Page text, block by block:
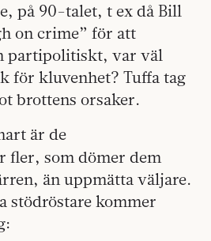
på 90-talet, t ex då Bill
on crime” för att
partipolitiskt, var väl
för kluvenhet? Tuffa tag
brottens orsaker.
är de
fler, som dömer dem
än uppmätta väljare.
stödröstare kommer